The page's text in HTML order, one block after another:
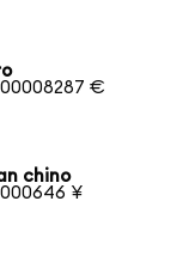
€
chino
¥